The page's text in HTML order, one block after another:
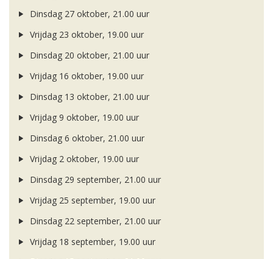
Dinsdag 27 oktober, 21.00 uur
Vrijdag 23 oktober, 19.00 uur
Dinsdag 20 oktober, 21.00 uur
Vrijdag 16 oktober, 19.00 uur
Dinsdag 13 oktober, 21.00 uur
Vrijdag 9 oktober, 19.00 uur
Dinsdag 6 oktober, 21.00 uur
Vrijdag 2 oktober, 19.00 uur
Dinsdag 29 september, 21.00 uur
Vrijdag 25 september, 19.00 uur
Dinsdag 22 september, 21.00 uur
Vrijdag 18 september, 19.00 uur